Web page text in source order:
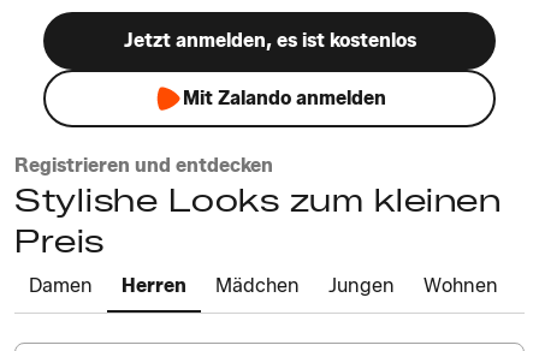
Jetzt anmelden, es ist kostenlos
Mit Zalando anmelden
Registrieren und entdecken
Stylishe Looks zum kleinen
Preis
Damen Herren Mädchen Jungen Wohnen